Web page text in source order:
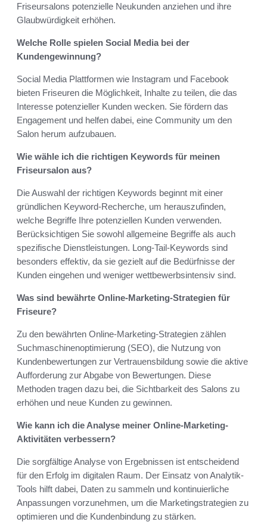
Friseursalons potenzielle Neukunden anziehen und ihre
Glaubwürdigkeit erhöhen.
Welche Rolle spielen Social Media bei der
Kundengewinnung?
Social Media Plattformen wie Instagram und Facebook
bieten Friseuren die Möglichkeit, Inhalte zu teilen, die das
Interesse potenzieller Kunden wecken. Sie fördern das
Engagement und helfen dabei, eine Community um den
Salon herum aufzubauen.
Wie wähle ich die richtigen Keywords für meinen
Friseursalon aus?
Die Auswahl der richtigen Keywords beginnt mit einer
gründlichen Keyword-Recherche, um herauszufinden,
welche Begriffe Ihre potenziellen Kunden verwenden.
Berücksichtigen Sie sowohl allgemeine Begriffe als auch
spezifische Dienstleistungen. Long-Tail-Keywords sind
besonders effektiv, da sie gezielt auf die Bedürfnisse der
Kunden eingehen und weniger wettbewerbsintensiv sind.
Was sind bewährte Online-Marketing-Strategien für
Friseure?
Zu den bewährten Online-Marketing-Strategien zählen
Suchmaschinenoptimierung (SEO), die Nutzung von
Kundenbewertungen zur Vertrauensbildung sowie die aktive
Aufforderung zur Abgabe von Bewertungen. Diese
Methoden tragen dazu bei, die Sichtbarkeit des Salons zu
erhöhen und neue Kunden zu gewinnen.
Wie kann ich die Analyse meiner Online-Marketing-
Aktivitäten verbessern?
Die sorgfältige Analyse von Ergebnissen ist entscheidend
für den Erfolg im digitalen Raum. Der Einsatz von Analytik-
Tools hilft dabei, Daten zu sammeln und kontinuierliche
Anpassungen vorzunehmen, um die Marketingstrategien zu
optimieren und die Kundenbindung zu stärken.